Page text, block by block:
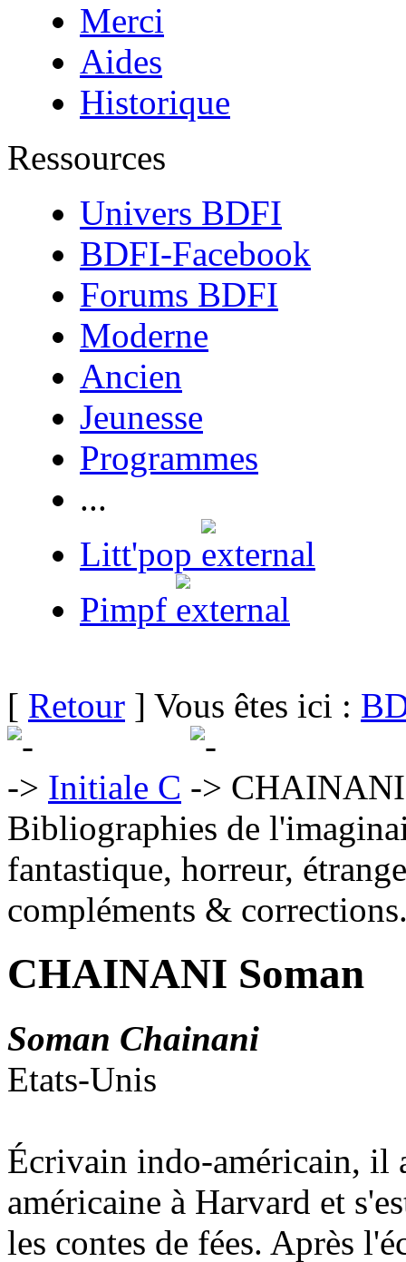
Merci
Aides
Historique
Ressources
Univers BDFI
BDFI-Facebook
Forums BDFI
Moderne
Ancien
Jeunesse
Programmes
...
Litt'pop
Pimpf
[ Retour ] Vous êtes ici :
Initiale C
CHAINANI
Bibliographies de
fantastique, horreur,
compléments &
CHAINANI Soman
Soman Chainani
Etats-Unis
Écrivain indo-américain, il
américaine à Harvard et
les contes de fées. Après